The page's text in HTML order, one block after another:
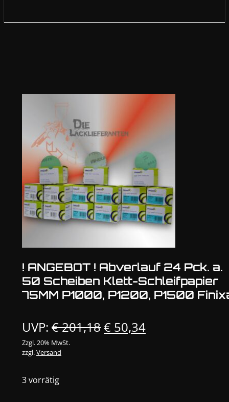
! ANGEBOT ! Abverlauf 24 Pck. a.
50 Scheiben Klett-Schleifpapier
75MM P1000, P1200, P1500
UVP: €201,18Ursprünglicher
€ 50,34Aktueller
Zzgl. 20% MwSt.
zzgl.Versand
3 vorrätig